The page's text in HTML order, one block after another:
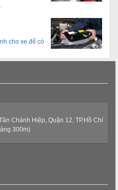
cho xe để có
Chánh Hiệp, Quận 12, TP.Hồ Chí
300m)